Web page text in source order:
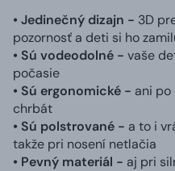
• Jedinečný dizajn - 3D
pozornosť a deti si ho
• Sú vodeodolné - vaše
počasie
• Sú ergonomické - ani po
chrbát
• Sú polstrované - a to i
takže pri nosení netlačia
• Pevný materiál - aj pri